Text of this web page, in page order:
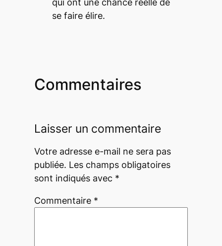
qui ont une chance réelle de
se faire élire.
Commentaires
Laisser un commentaire
Votre adresse e-mail ne sera pas
publiée. Les champs obligatoires
sont indiqués avec *
Commentaire *